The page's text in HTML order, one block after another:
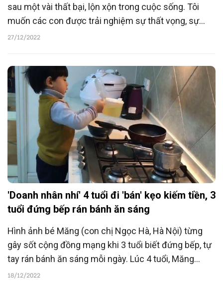
sau một vài thất bại, lộn xộn trong cuộc sống. Tôi
muốn các con được trải nghiệm sự thất vọng, sự
"vấp ngã" đau đớn đầy nước mắt khi vẫn còn trẻ.
27/12/2022
'Doanh nhân nhí' 4 tuổi đi 'bán' kẹo kiếm tiền, 3
tuổi đứng bếp rán bánh ăn sáng
Hình ảnh bé Măng (con chị Ngọc Hà, Hà Nội) từng
gây sốt cộng đồng mạng khi 3 tuổi biết đứng bếp, tự
tay rán bánh ăn sáng mỗi ngày. Lúc 4 tuổi, Măng
mang về “doanh thu” hơn 300 nghìn đồng, lãi 178
18/12/2022